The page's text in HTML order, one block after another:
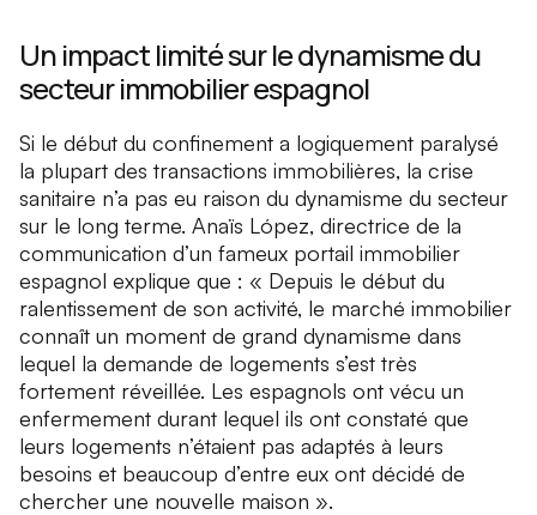
Un impact limité sur le dynamisme du
secteur immobilier espagnol
Si le début du confinement a logiquement paralysé
la plupart des transactions immobilières, la crise
sanitaire n’a pas eu raison du dynamisme du secteur
sur le long terme. Anaïs López, directrice de la
communication d’un fameux portail immobilier
espagnol explique que : « Depuis le début du
ralentissement de son activité, le marché immobilier
connaît un moment de grand dynamisme dans
lequel la demande de logements s’est très
fortement réveillée. Les espagnols ont vécu un
enfermement durant lequel ils ont constaté que
leurs logements n’étaient pas adaptés à leurs
besoins et beaucoup d’entre eux ont décidé de
chercher une nouvelle maison ».